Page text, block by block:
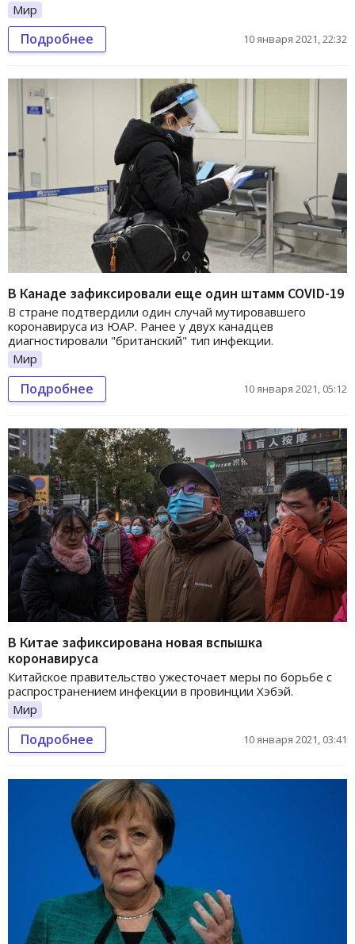
Мир
Подробнее 10 января 2021, 22:32
В Канаде зафиксировали еще один штамм COVID-19
В стране подтвердили один случай мутировавшего
коронавируса из ЮАР. Ранее у двух канадцев
диагностировали "британский" тип инфекции.
Мир
Подробнее 10 января 2021, 05:12
В Китае зафиксирована новая вспышка
коронавируса
Китайское правительство ужесточает меры по борьбе с
распространением инфекции в провинции Хэбэй.
Мир
Подробнее 10 января 2021, 03:41